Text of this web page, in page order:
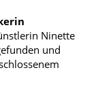
Ninette
und